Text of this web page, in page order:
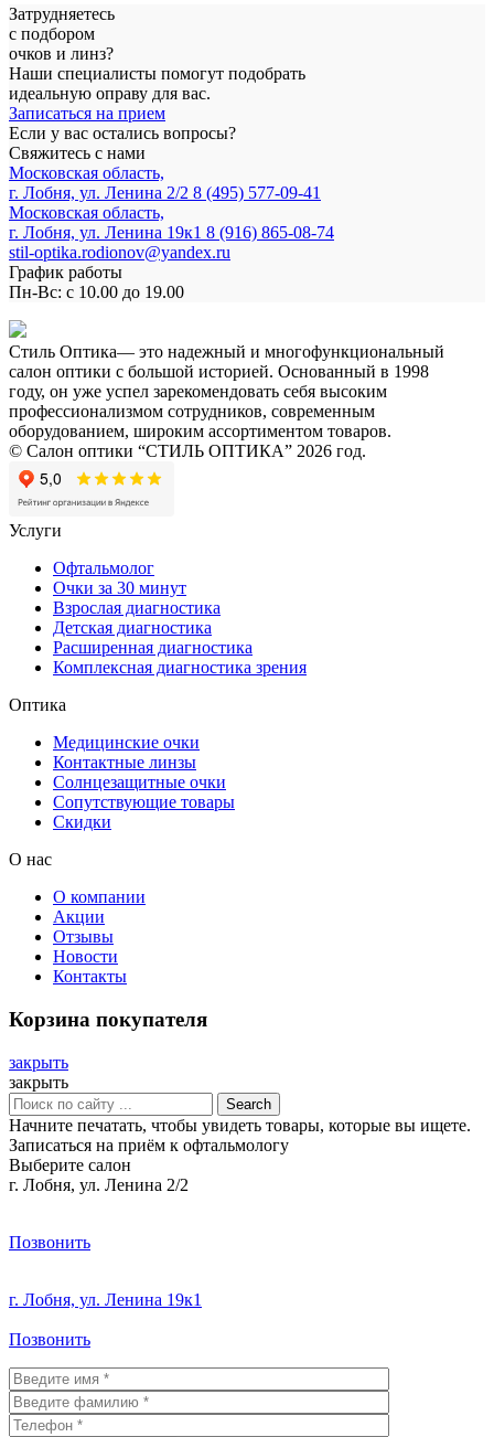
Затрудняетесь
с подбором
очков и линз?
Наши специалисты помогут подобрать
идеальную оправу для вас.
Записаться на прием
Если у вас остались вопросы?
Свяжитесь с нами
Московская область,
г. Лобня, ул. Ленина 2/2 8 (495) 577-09-41
Московская область,
г. Лобня, ул. Ленина 19к1 8 (916) 865-08-74
stil-optika.rodionov@yandex.ru
График работы
Пн-Вс: с 10.00 до 19.00
Стиль Оптика— это надежный и многофункциональный
салон оптики с большой историей. Основанный в 1998
году, он уже успел зарекомендовать себя высоким
профессионализмом сотрудников, современным
оборудованием, широким ассортиментом товаров.
© Салон оптики “СТИЛЬ ОПТИКА” 2026 год.
Услуги
Офтальмолог
Очки за 30 минут
Взрослая диагностика
Детская диагностика
Расширенная диагностика
Комплексная диагностика зрения
Оптика
Медицинские очки
Контактные линзы
Солнцезащитные очки
Сопутствующие товары
Скидки
О нас
О компании
Акции
Отзывы
Новости
Контакты
Корзина покупателя
закрыть
закрыть
Search
Начните печатать, чтобы увидеть товары, которые вы ищете.
Записаться на приём к офтальмологу
Выберите салон
г. Лобня, ул. Ленина 2/2
Позвонить
г. Лобня, ул. Ленина 19к1
Позвонить